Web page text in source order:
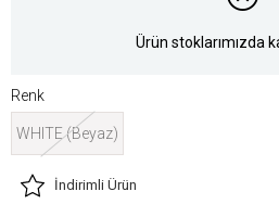
Ürün stoklarımızda
Renk
WHITE (Beyaz)
İndirimli Ürün